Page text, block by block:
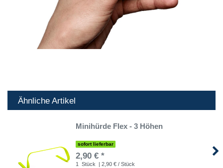
Ähnliche Artikel
Minihürde Flex - 3 Höhen
sofort lieferbar
2,90 € *
1 Stück | 2,90 € / Stück